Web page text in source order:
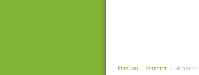
Начало » Рецепти »